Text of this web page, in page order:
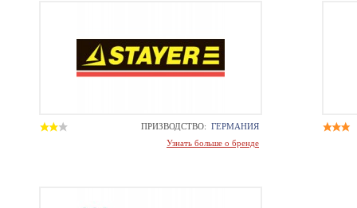
ПРИЗВОДСТВО: ГЕРМАНИЯ
Узнать больше о бренде